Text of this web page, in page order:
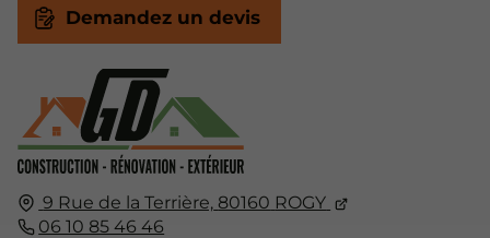
9 Rue de la Terrière, 80160 ROGY
06 10 85 46 46
Demandez un devis